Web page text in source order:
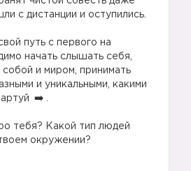
с дистанции и оступились.
путь с первого на
начать слышать себя,
собой и миром, принимать
и уникальными, какими
тебя? Какой тип людей
окружении?⠀